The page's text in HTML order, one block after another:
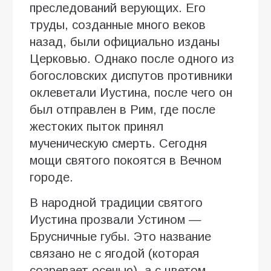
преследований верующих. Его
труды, созданные много веков
назад, были официально изданы
Церковью. Однако после одного из
богословских диспутов противники
оклеветали Иустина, после чего он
был отправлен в Рим, где после
жестоких пыток принял
мученическую смерть. Сегодня
мощи святого покоятся в Вечном
городе.
В народной традиции святого
Иустина прозвали Устином —
Брусничные губы. Это название
связано не с ягодой (которая